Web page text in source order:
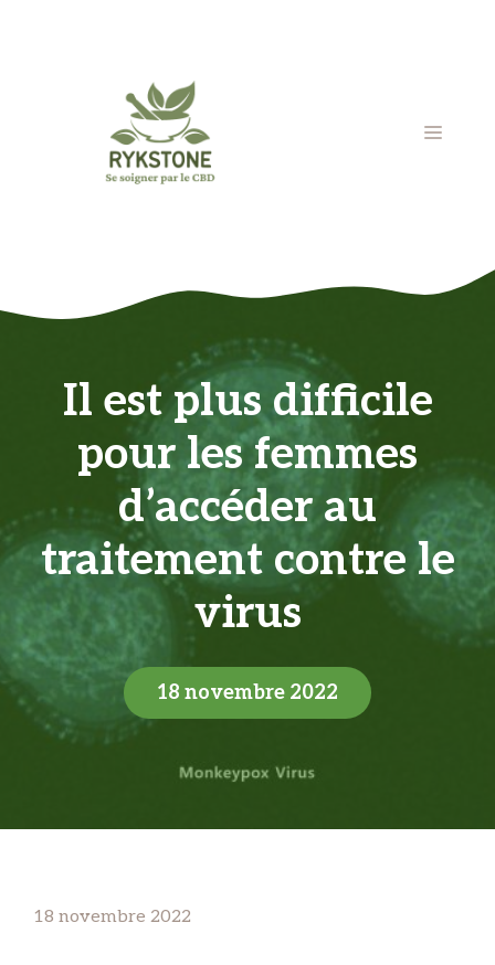
MENU
Il est plus difficile
pour les femmes
d’accéder au
traitement contre le
virus
18 novembre 2022
18 novembre 2022